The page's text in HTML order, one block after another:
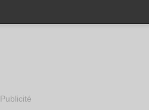
Publicité